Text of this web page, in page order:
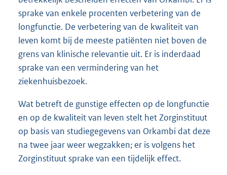
sprake van enkele procenten verbetering van de
longfunctie. De verbetering van de kwaliteit van
leven komt bij de meeste patiënten niet boven de
grens van klinische relevantie uit. Er is inderdaad
sprake van een vermindering van het
ziekenhuisbezoek.
Wat betreft de gunstige effecten op de longfunctie
en op de kwaliteit van leven stelt het Zorginstituut
op basis van studiegegevens van Orkambi dat deze
na twee jaar weer wegzakken; er is volgens het
Zorginstituut sprake van een tijdelijk effect.